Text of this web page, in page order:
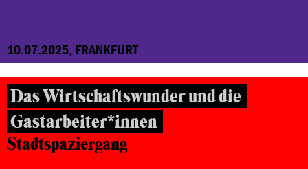
10.07.2025, FRANKFURT
Das Wirtschaftswunder und die
Gastarbeiter*innen
Stadtspaziergang